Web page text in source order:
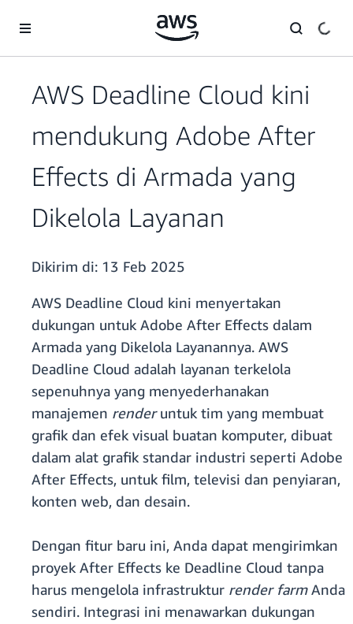
AWS Deadline Cloud kini
mendukung Adobe After
Effects di Armada yang
Dikelola Layanan
Dikirim di: 13 Feb 2025
AWS Deadline Cloud kini menyertakan
dukungan untuk Adobe After Effects dalam
Armada yang Dikelola Layanannya. AWS
Deadline Cloud adalah layanan terkelola
sepenuhnya yang menyederhanakan
manajemen renderuntuk tim yang membuat
grafik dan efek visual buatan komputer, dibuat
dalam alat grafik standar industri seperti Adobe
After Effects, untuk film, televisi dan penyiaran,
konten web, dan desain.
Dengan fitur baru ini, Anda dapat mengirimkan
proyek After Effects ke Deadline Cloud tanpa
harus mengelola infrastruktur render farmAnda
sendiri. Integrasi ini menawarkan dukungan